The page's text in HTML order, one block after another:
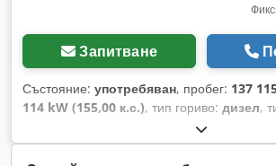
Запитване
Състояние: употребяван, пробег: 137
114 kW (155,00 к.с.), тип гориво: дизел,
, първа регистрация:
Евро 6, цвят:червен, брой места:18,